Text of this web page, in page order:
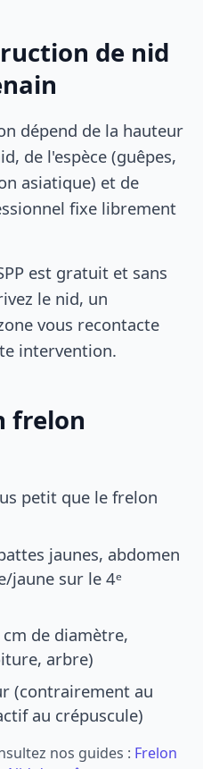
de nid
dépend de la hauteur
de l'espèce (guêpes,
asiatique) et de
fixe librement
est gratuit et sans
le nid, un
vous recontacte
intervention.
frelon
petit que le frelon
jaunes, abdomen
jaune sur le 4ᵉ
de diamètre,
arbre)
(contrairement au
au crépuscule)
nos guides : Frelon